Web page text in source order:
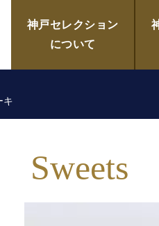
の森菓子工
神戸セレクション
について
キ
Sweets